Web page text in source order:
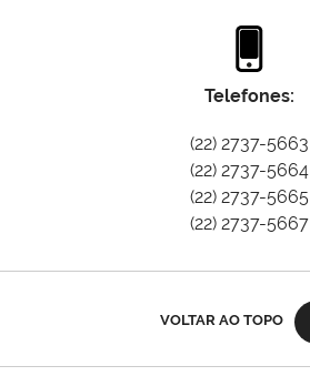
Telefones:
(22) 2737-5663
(22) 2737-5664
(22) 2737-5665
(22) 2737-5667
VOLTAR AO TOPO